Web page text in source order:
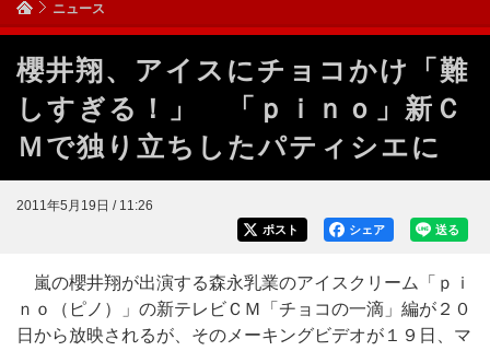
ニュース
櫻井翔、アイスにチョコかけ「難
しすぎる！」 「ｐｉｎｏ」新Ｃ
Ｍで独り立ちしたパティシエに
2011年5月19日 / 11:26
送る
シェア
ポスト
嵐の櫻井翔が出演する森永乳業のアイスクリーム「ｐｉ
ｎｏ（ピノ）」の新テレビＣＭ「チョコの一滴」編が２０
日から放映されるが、そのメーキングビデオが１９日、マ